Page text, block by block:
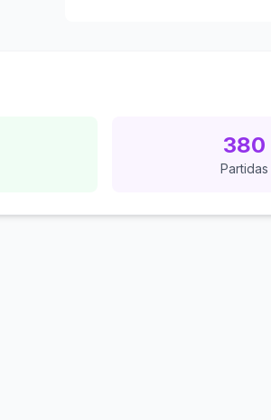
380
Partidas